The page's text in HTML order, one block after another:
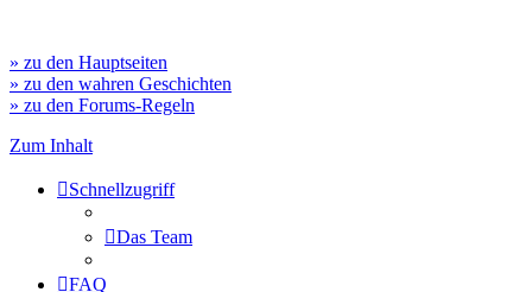
» zu den Hauptseiten
» zu den wahren Geschichten
» zu den Forums-Regeln
Zum Inhalt
Schnellzugriff
Das Team
FAQ